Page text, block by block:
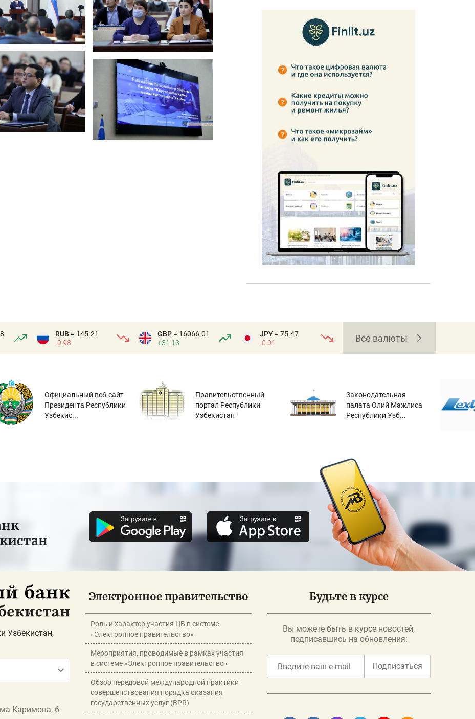
RUB = 145.21
-0.98
GBP = 16066.01
+31.13
JPY = 75.47
-0.01
Все валюты
Официальный веб-сайт
Президента Республики
Узбекис...
Правительственный
портал Республики
Узбекистан
Законодательная
палата Олий Мажлиса
Республики Узб...
Узбекистан,
Каримова, 6
Электронное правительство
Роль и характер участия ЦБ в системе
«Электронное правительство»
Мероприятия, проводимые в рамках участия
в системе «Электронное правительство»
Обзор передовой международной практики
совершенствования порядка оказания
государственных услуг (BPR)
Будьте в курсе
Вы можете быть в курсе новостей,
подписавшись на обновления:
Подписаться